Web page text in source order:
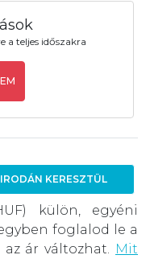
a teljes időszakra
KERESZTÜL
külön, egyéni
foglalod le a
ár változhat.
Mit